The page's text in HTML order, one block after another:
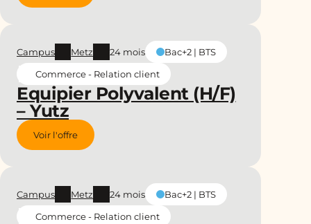
Equipier Polyvalent (H/F)
– Yutz
Campus Metz 24 mois
Bac+2 | BTS
Commerce - Relation client
Voir l'offre
Campus Metz 24 mois
Bac+2 | BTS
Commerce - Relation client